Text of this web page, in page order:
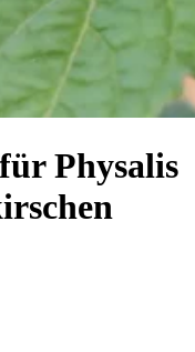
Physalis